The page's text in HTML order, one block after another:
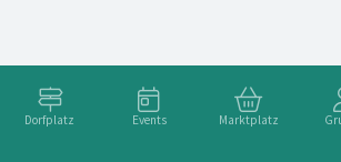
Dorfplatz Events Marktplatz